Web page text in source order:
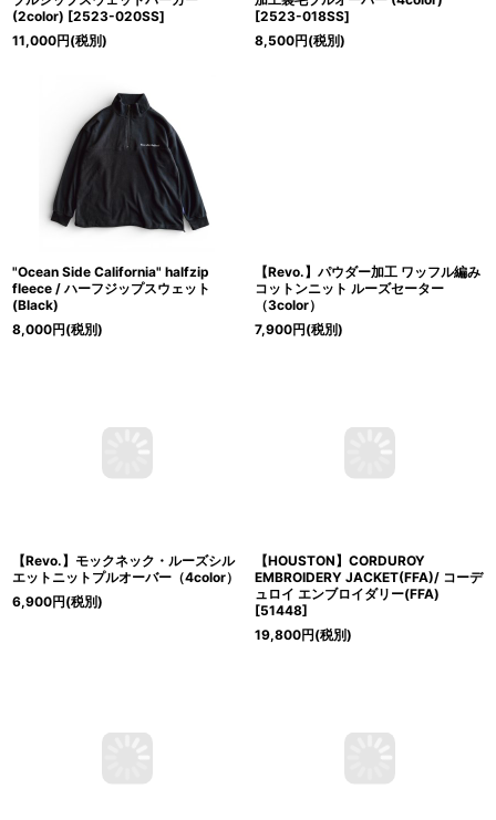
(2color) [2523-020SS]
11,000円(税別)
[2523-018SS]
8,500円(税別)
"Ocean Side California" halfzip
fleece / ハーフジップスウェット
(Black)
8,000円(税別)
【Revo.】パウダー加工 ワッフル編み
コットンニット ルーズセーター
（3color）
7,900円(税別)
【Revo.】モックネック・ルーズシル
エットニットプルオーバー（4color）
6,900円(税別)
【HOUSTON】CORDUROY
EMBROIDERY JACKET(FFA)/ コーデ
ュロイ エンブロイダリー(FFA)
[51448]
19,800円(税別)